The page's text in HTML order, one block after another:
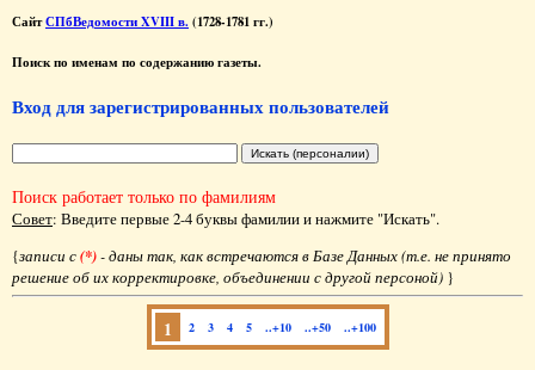
СайтСПбВедомости XVIII в. (1728-1781 гг.)
Поиск по именам по содержанию газеты.
Вход для зарегистрированных пользователей
Поиск работает только по фамилиям
Совет: Введите первые 2-4 буквы фамилии и нажмите "Искать".
{записи с(*)- даны так, как встречаются в Базе Данных (т.е. не принято
решение об их корректировке, объединении с другой персоной) }
1 2 3 4 5 ..+10 ..+50 ..+100